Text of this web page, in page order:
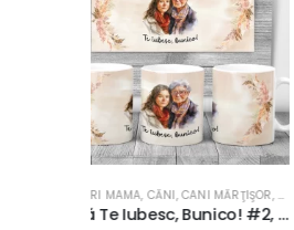
MĂRŢIŞORCADOURI MAMA,CĂNI